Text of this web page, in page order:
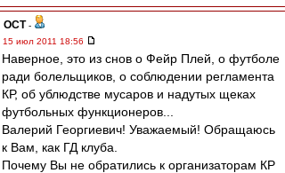
ОСТ -
15 июл 2011 18:56
Наверное, это из снов о Фейр Плей, о футболе
ради болельщиков, о соблюдении регламента
КР, об ублюдстве мусаров и надутых щеках
футбольных функционеров...
Валерий Георгиевич! Уважаемый! Обращаюсь
к Вам, как ГД клуба.
Почему Вы не обратились к организаторам КР